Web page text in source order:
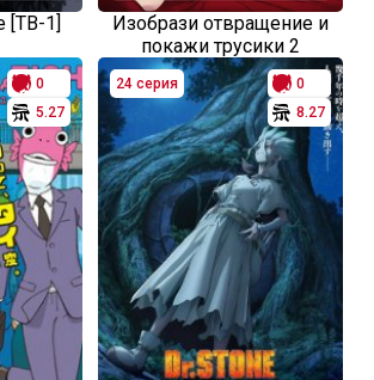
[ТВ-1]
Изобрази отвращение и
покажи трусики 2
0
5.27
24 серия
0
8.27